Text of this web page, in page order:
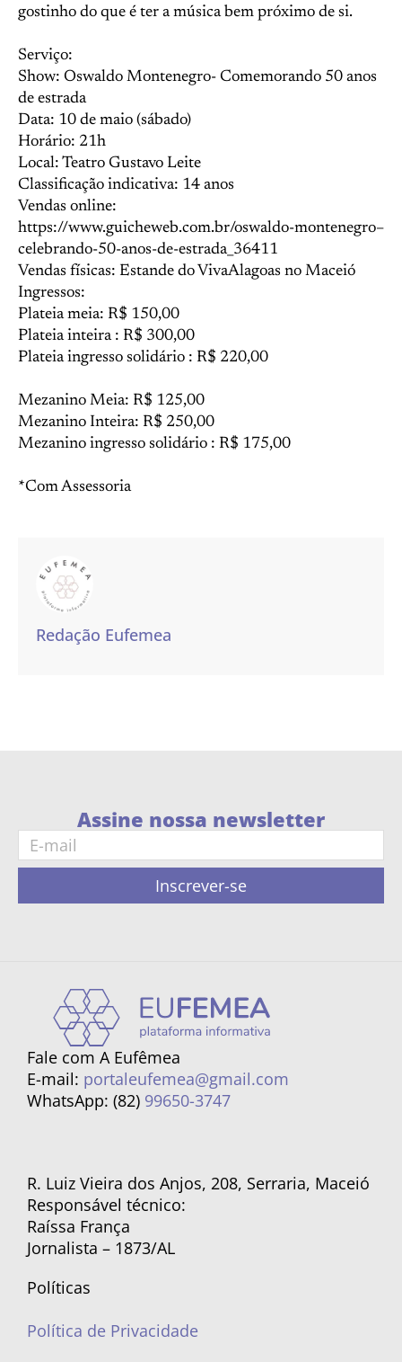
gostinho do que é ter a música bem próximo de si.
Serviço:
Show: Oswaldo Montenegro- Comemorando 50 anos
de estrada
Data: 10 de maio (sábado)
Horário: 21h
Local: Teatro Gustavo Leite
Classificação indicativa: 14 anos
Vendas online:
https://www.guicheweb.com.br/oswaldo-montenegro–
celebrando-50-anos-de-estrada_36411
Vendas físicas: Estande do VivaAlagoas no Maceió
Ingressos:
Plateia meia: R$ 150,00
Plateia inteira : R$ 300,00
Plateia ingresso solidário : R$ 220,00
Mezanino Meia: R$ 125,00
Mezanino Inteira: R$ 250,00
Mezanino ingresso solidário : R$ 175,00
*Com Assessoria
Redação Eufemea
Assine nossa newsletter
Inscrever-se
Fale com A Eufêmea
E-mail: portaleufemea@gmail.com
WhatsApp: (82) 99650-3747
R. Luiz Vieira dos Anjos, 208, Serraria, Maceió
Responsável técnico:
Raíssa França
Jornalista – 1873/AL
Políticas
Política de Privacidade